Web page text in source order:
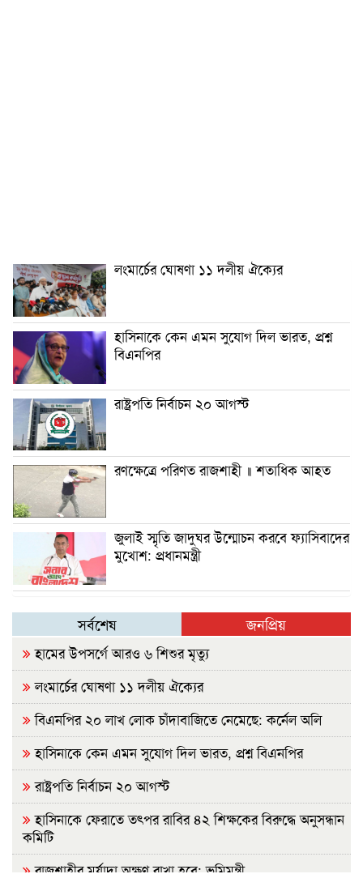
লংমার্চের ঘোষণা ১১ দলীয় ঐক্যের
হাসিনাকে কেন এমন সুযোগ দিল ভারত, প্রশ্ন
বিএনপির
রাষ্ট্রপতি নির্বাচন ২০ আগস্ট
রণক্ষেত্রে পরিণত রাজশাহী ॥ শতাধিক আহত
জুলাই স্মৃতি জাদুঘর উন্মোচন করবে ফ্যাসিবাদের
মুখোশ: প্রধানমন্ত্রী
সর্বশেষ জনপ্রিয়
হামের উপসর্গে আরও ৬ শিশুর মৃত্যু
লংমার্চের ঘোষণা ১১ দলীয় ঐক্যের
বিএনপির ২০ লাখ লোক চাঁদাবাজিতে নেমেছে: কর্নেল অলি
হাসিনাকে কেন এমন সুযোগ দিল ভারত, প্রশ্ন বিএনপির
রাষ্ট্রপতি নির্বাচন ২০ আগস্ট
হাসিনাকে ফেরাতে তৎপর রাবির ৪২ শিক্ষকের বিরুদ্ধে অনুসন্ধান
কমিটি
রাজশাহীর মর্যাদা অক্ষুণ্ন রাখা হবে: ভূমিমন্ত্রী